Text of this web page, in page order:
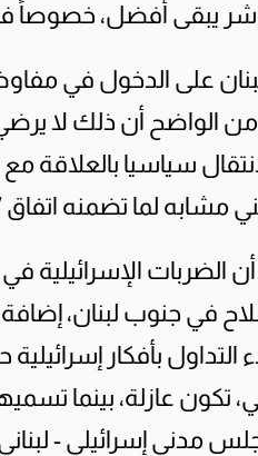
يبقى أفضل، خصوصاً
على الدخول في
الواضح أن ذلك لا
سياسيا بالعلاقة
لما تضمنه اتفاق 17 مايو 1983.
الضربات
في جنوب لبنان،
تكون عازلة، بينما
مدني إسرائيلي -